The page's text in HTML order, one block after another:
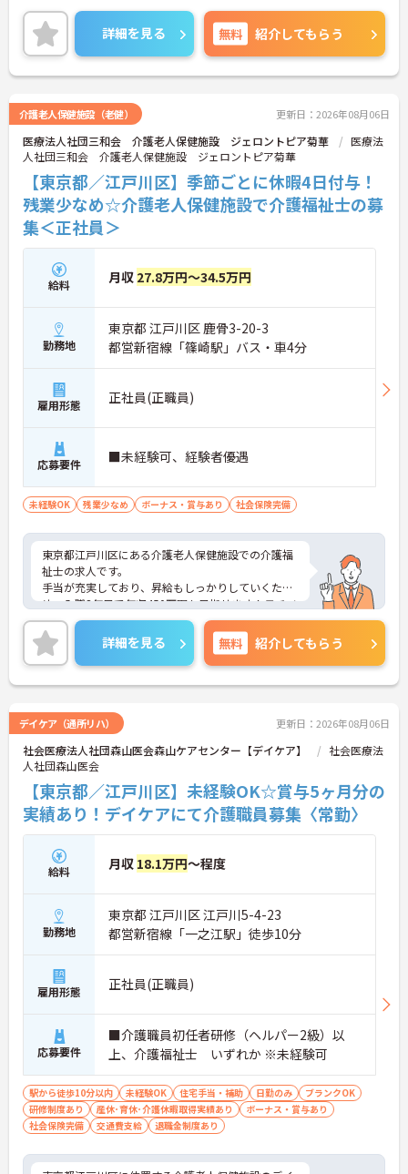
様やご家族との関わりを通じて、自分自身の人間性
も磨いていけるやりがいのあるお仕事です。
＜夜勤なしでプライベートも充実！柔軟な働き方＞
勤務曜日は相談可能♪ライフスタイルに合わせた働
き方が可能です。産休・育休制度も整っており、長
詳細を見る 無料 紹介してもらう
介護老人保健施設（老健） 更新日：2026年08月06日
医療法人社団三和会 介護老人保健施設 ジェロントピア菊華
医療法
人社団三和会 介護老人保健施設 ジェロントピア菊華
【東京都／江戸川区】季節ごとに休暇4日付与！
残業少なめ☆介護老人保健施設で介護福祉士の募
集＜正社員＞
給料 月収 27.8万円～34.5万円
勤務地
東京都 江戸川区 鹿骨3-20-3
都営新宿線「篠崎駅」バス・車4分
雇用形態 正社員(正職員)
応募要件 ■未経験可、経験者優遇
未経験OK 残業少なめ ボーナス・賞与あり 社会保険完備
東京都江戸川区にある介護老人保健施設での介護福
祉士の求人です。
手当が充実しており、昇給もしっかりしていくた
め、入職3年目で年収450万円も目指せます！モチベ
ーション高く勤務していただけます☆
ご興味のある方には、面接対策ポイントなど、さら
に詳細をご案内しますのでお気軽にご相談くださ
い！
詳細を見る 無料 紹介してもらう
デイケア（通所リハ） 更新日：2026年08月06日
社会医療法人社団森山医会森山ケアセンター【デイケア】
社会医療法
人社団森山医会
【東京都／江戸川区】未経験OK☆賞与5ヶ月分の
実績あり！デイケアにて介護職員募集〈常勤〉
給料 月収 18.1万円～程度
勤務地
東京都 江戸川区 江戸川5-4-23
都営新宿線「一之江駅」徒歩10分
雇用形態 正社員(正職員)
応募要件
■介護職員初任者研修（ヘルパー2級）以
上、介護福祉士 いずれか ※未経験可
駅から徒歩10分以内 未経験OK 住宅手当・補助 日勤のみ
ブランクOK
研修制度あり
産休･育休･介護休暇取得実績あり
ボーナス・賞与あり
社会保険完備
交通費支給 退職金制度あり